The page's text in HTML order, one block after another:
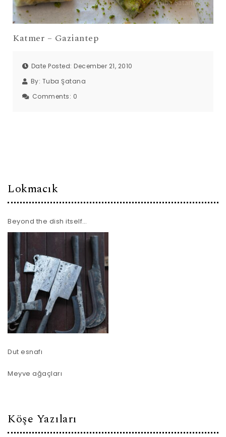
Katmer – Gaziantep
Date Posted: December 21, 2010
By: Tuba Şatana
Comments: 0
Lokmacık
Beyond the dish itself…
Dut esnafı
Meyve ağaçları
Köşe Yazıları